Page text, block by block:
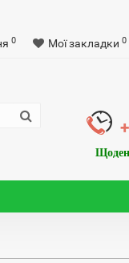
0 Мої закладки 0